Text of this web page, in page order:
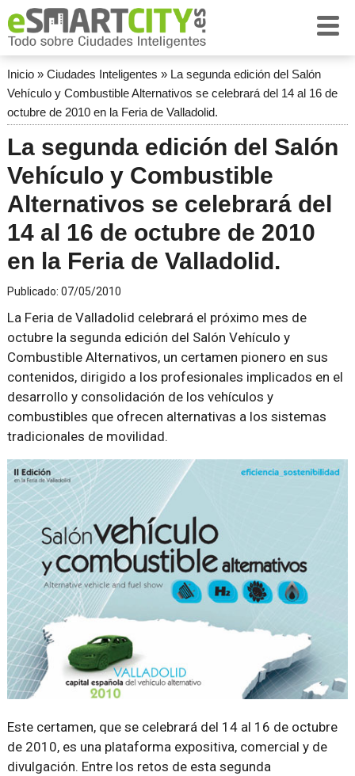
Inicio» Ciudades Inteligentes » La segunda edición del Salón
Vehículo y Combustible Alternativos se celebrará del 14 al 16 de
octubre de 2010 en la Feria de Valladolid.
La segunda edición del Salón
Vehículo y Combustible
Alternativos se celebrará del
14 al 16 de octubre de 2010
en la Feria de Valladolid.
Publicado: 07/05/2010
La Feria de Valladolid celebrará el próximo mes de
octubre la segunda edición del Salón Vehículo y
Combustible Alternativos, un certamen pionero en sus
contenidos, dirigido a los profesionales implicados en el
desarrollo y consolidación de los vehículos y
combustibles que ofrecen alternativas a los sistemas
tradicionales de movilidad.
Este certamen, que se celebrará del 14 al 16 de octubre
de 2010, es una plataforma expositiva, comercial y de
divulgación. Entre los retos de esta segunda